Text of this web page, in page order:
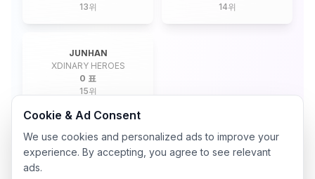
13위
14위
JUNHAN
XDINARY HEROES
0 표
15위
Cookie & Ad Consent
We use cookies and personalized ads to improve your
experience. By accepting, you agree to see relevant
ads.